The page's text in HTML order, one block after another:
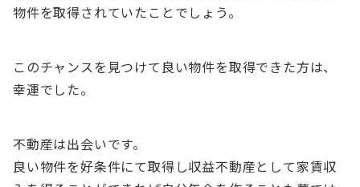
物件を取得されていたことでしょう。
このチャンスを見つけて良い物件を取得できた方は、
幸運でした。
不動産は出会いです。
良い物件を好条件にて取得し収益不動産として家賃収